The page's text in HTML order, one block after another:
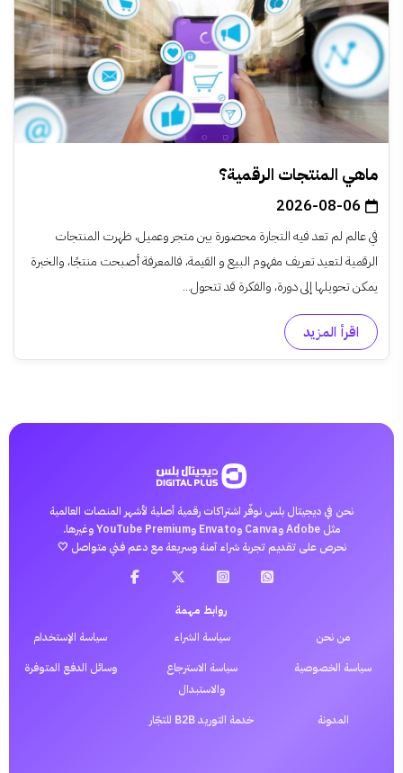
ماهي المنتجات الرقمية؟
2026-08-06
في عالم لم تعد فيه التجارة محصورة بين متجر وعميل، ظهرت المنتجات
الرقمية لتعيد تعريف مفهوم البيع و القيمة، فالمعرفة أصبحت منتجًا، والخبرة
يمكن تحويلها إلى دورة، والفكرة قد تتحول...
اقرأ المزيد
نحن في ديجيتال بلس نوفّر اشتراكات رقمية أصلية لأشهر المنصات العالمية
مثل Adobe وCanva وEnvato وYouTube Premium وغيرها.
نحرص على تقديم تجربة شراء آمنة وسريعة مع دعم فني متواصل 🤍
روابط مهمة
من نحن
سياسة الشراء
سياسة الإستخدام
سياسة الخصوصية
سياسة الاسترجاع
والاستبدال
وسائل الدفع المتوفرة
المدونة خدمة التوريد B2B للتجّار